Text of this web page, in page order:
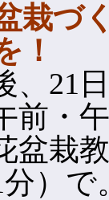
栽づ
！
21
前・
盆栽
分）で